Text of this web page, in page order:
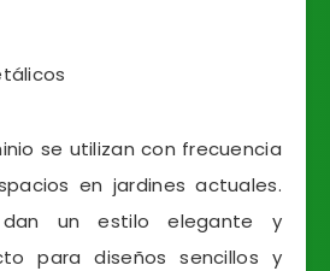
se utilizan con frecuencia
en jardines actuales.
dan un estilo elegante y
para diseños sencillos y